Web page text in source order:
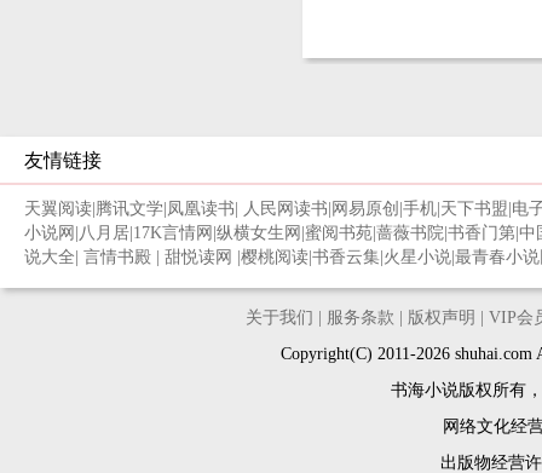
友情链接
天翼阅读 腾讯文学 凤凰读书 人民网读书 网易原创 手机 天下书盟 电
小说网 八月居 17K言情网 纵横女生网 蜜阅书苑 蔷薇书院 书香门第 中
说大全 言情书殿 甜悦读网 樱桃阅读 书香云集 火星小说 最青春小
关于我们 服务条款 版权声明
VIP会
Copyright(C) 2011-2026
书海小说版权所有
网络文化经
出版物经营